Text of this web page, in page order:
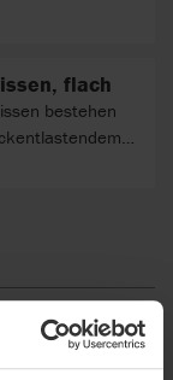
flach
bestehen